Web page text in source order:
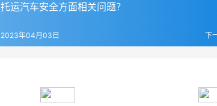
托运汽车安全方面相关问题？
下
2023年04月03日